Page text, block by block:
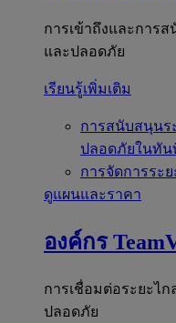
การเข้าถึงและการ
และปลอดภัย
เรียนรู้เพิ่มเติม
การสนับสนุนร
ปลอดภัยในทัน
การจัดการระย
ดูแผนและราคา
องค์กร
การเชื่อมต่อระยะไ
ปลอดภัย